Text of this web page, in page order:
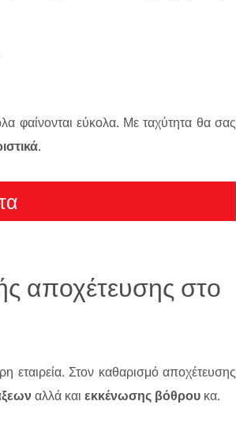
φαίνονται εύκολα. Με ταχύτητα θα σας
.
αποχέτευσης στο
εταιρεία. Στον καθαρισμό αποχέτευσης
αλλά και εκκένωσης βόθρου κα.